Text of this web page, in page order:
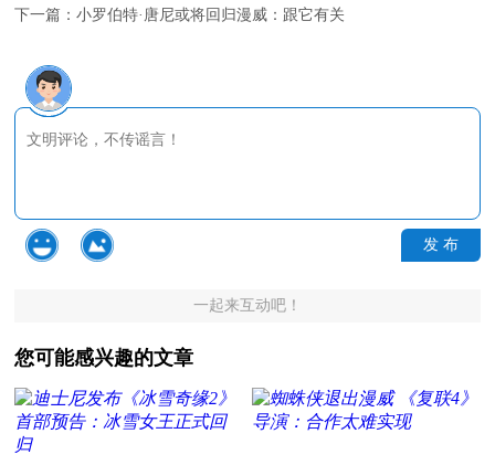
下一篇：小罗伯特·唐尼或将回归漫威：跟它有关
发 布
一起来互动吧！
您可能感兴趣的文章